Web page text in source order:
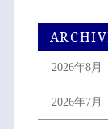
2026年8月
2026年7月